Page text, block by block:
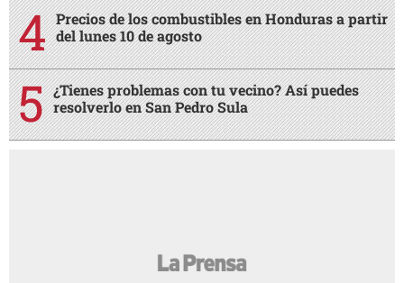
Precios de los combustibles en Honduras a partir
del lunes 10 de agosto
¿Tienes problemas con tu vecino? Así puedes
resolverlo en San Pedro Sula